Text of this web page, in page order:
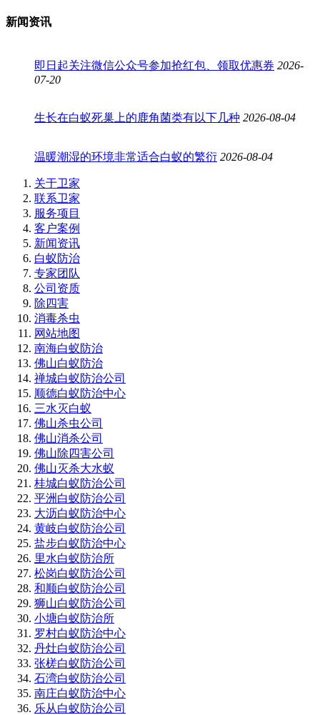
新闻资讯
即日起关注微信公众号参加抢红包、领取优惠券 2026-
07-20
生长在白蚁死巢上的鹿角菌类有以下几种 2026-08-04
温暖潮湿的环境非常适合白蚁的繁衍 2026-08-04
关于卫家
联系卫家
服务项目
客户案例
新闻资讯
白蚁防治
专家团队
公司资质
除四害
消毒杀虫
网站地图
南海白蚁防治
佛山白蚁防治
禅城白蚁防治公司
顺德白蚁防治中心
三水灭白蚁
佛山杀虫公司
佛山消杀公司
佛山除四害公司
佛山灭杀大水蚁
桂城白蚁防治公司
平洲白蚁防治公司
大沥白蚁防治中心
黄岐白蚁防治公司
盐步白蚁防治中心
里水白蚁防治所
松岗白蚁防治公司
和顺白蚁防治公司
狮山白蚁防治公司
小塘白蚁防治所
罗村白蚁防治中心
丹灶白蚁防治公司
张槎白蚁防治公司
石湾白蚁防治公司
南庄白蚁防治中心
乐从白蚁防治公司